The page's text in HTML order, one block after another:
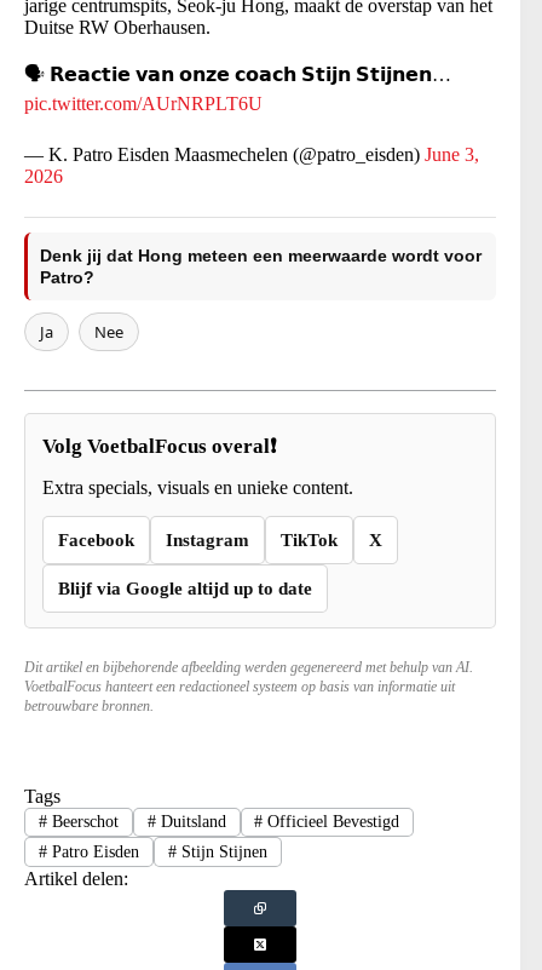
jarige centrumspits, Seok-ju Hong, maakt de overstap van het
Duitse RW Oberhausen.
🗣️ 𝗥𝗲𝗮𝗰𝘁𝗶𝗲 𝘃𝗮𝗻 𝗼𝗻𝘇𝗲 𝗰𝗼𝗮𝗰𝗵 𝗦𝘁𝗶𝗷𝗻 𝗦𝘁𝗶𝗷𝗻𝗲𝗻…
pic.twitter.com/AUrNRPLT6U
— K. Patro Eisden Maasmechelen (@patro_eisden) June 3,
2026
Denk jij dat Hong meteen een meerwaarde wordt voor
Patro?
Ja Nee
Volg VoetbalFocus overal❗
Extra specials, visuals en unieke content.
Facebook Instagram TikTok X
Blijf via Google altijd up to date
Dit artikel en bijbehorende afbeelding werden gegenereerd met behulp van AI.
VoetbalFocus hanteert een redactioneel systeem op basis van informatie uit
betrouwbare bronnen.
Tags
#Beerschot #Duitsland # Officieel Bevestigd
#Patro Eisden #Stijn Stijnen
Artikel delen: